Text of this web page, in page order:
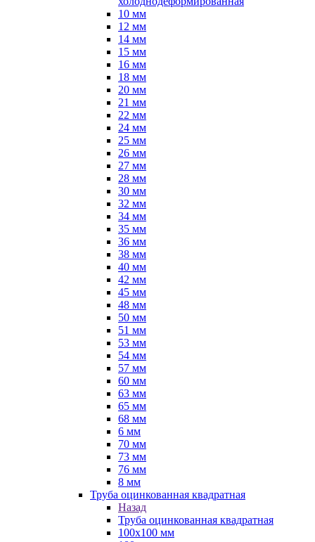
10 мм
12 мм
14 мм
15 мм
16 мм
18 мм
20 мм
21 мм
22 мм
24 мм
25 мм
26 мм
27 мм
28 мм
30 мм
32 мм
34 мм
35 мм
36 мм
38 мм
40 мм
42 мм
45 мм
48 мм
50 мм
51 мм
53 мм
54 мм
57 мм
60 мм
63 мм
65 мм
68 мм
6 мм
70 мм
73 мм
76 мм
8 мм
Труба оцинкованная квадратная
Назад
Труба оцинкованная квадратная
100х100 мм